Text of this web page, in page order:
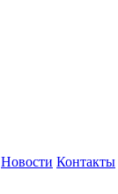
Новости Контакты